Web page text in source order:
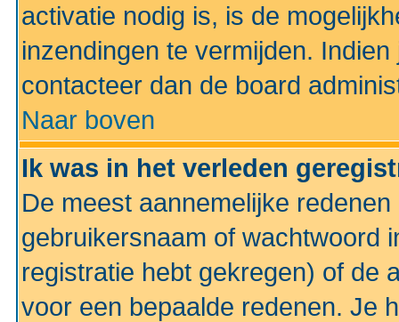
activatie nodig is, is de
inzendingen te vermijden.
contacteer dan de board
Naar boven
Ik was in het verleden
De meest aannemelijke
gebruikersnaam of wachtwoord
registratie hebt gekregen) of de
voor een bepaalde redenen. Je